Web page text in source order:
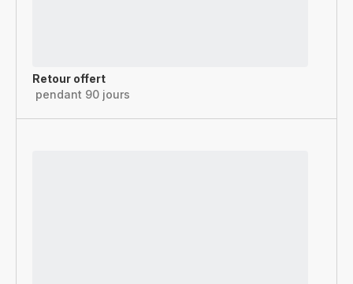
Retour offert
pendant 90 jours